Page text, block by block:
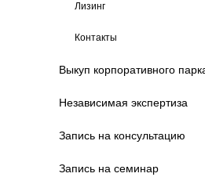
Лизинг
Контакты
Выкуп корпоративного
Независимая экспертиза
Запись на консультацию
Запись на семинар